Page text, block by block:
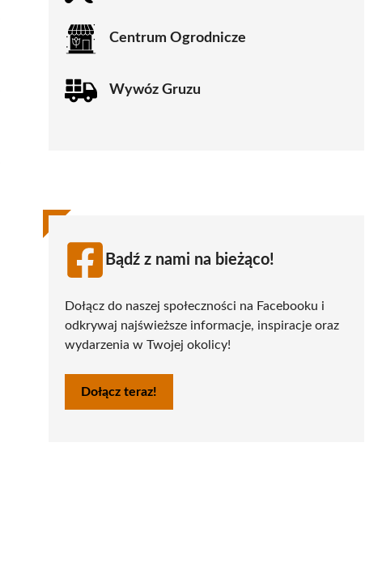
Centrum Ogrodnicze
Wywóz Gruzu
Bądź z nami na bieżąco!
Dołącz do naszej społeczności na Facebooku i
odkrywaj najświeższe informacje, inspiracje oraz
wydarzenia w Twojej okolicy!
Dołącz teraz!